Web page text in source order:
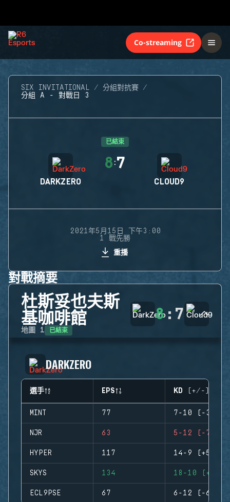
Co-streaming
SIX INVITATIONAL
分組對抗賽
分組 A - 對戰日 3
已結束
DARKZERO
8 :7
CLOUD9
2021年5月15日 下午3:00
1 戰先勝
重播
對戰摘要
杜斯妥也夫斯
基咖啡館
地圖 1 已結束
8: 7
DARKZERO
選手 EPS KD (+/-)
MINT 77 7-10 (-3)
NJR 63 5-12 (-7)
HYPER 117 14-9 (+5)
SKYS 134 18-10 (+8)
ECL9PSE 67 6-12 (-6)